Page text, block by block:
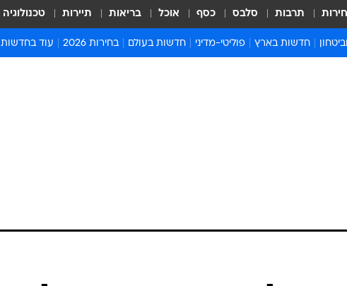
תרבות סלבס כסף אוכל בריאות תיירות טכנולוגיה
חדשות בארץ פוליטי-מדיני חדשות בעולם בחירות 2026 עוד בחדשות